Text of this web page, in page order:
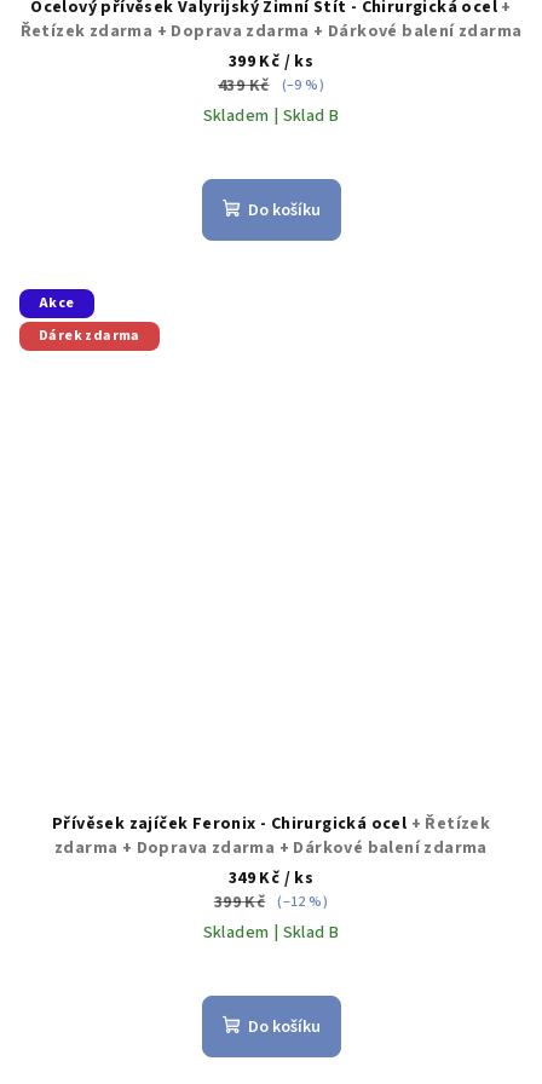
Ocelový přívěsek Valyrijský Zimní Štít - Chirurgická ocel +
Řetízek zdarma + Doprava zdarma + Dárkové balení zdarma
399 Kč / ks
439 Kč
(–9 %)
Skladem | Sklad B
Do košíku
Akce
Dárek zdarma
Přívěsek zajíček Feronix - Chirurgická ocel + Řetízek
zdarma + Doprava zdarma + Dárkové balení zdarma
349 Kč / ks
399 Kč (–12 %)
Skladem | Sklad B
Do košíku